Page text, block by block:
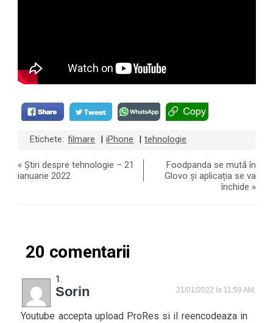
Etichete: filmare iPhone tehnologie
«Știri despre tehnologie – 21
ianuarie 2022
Foodpanda se mută în
Glovo și aplicația se va
închide »
20 comentarii
Sorin 21/01/2022 la 11:59 AM
Youtube accepta upload ProRes si il reencodeaza in